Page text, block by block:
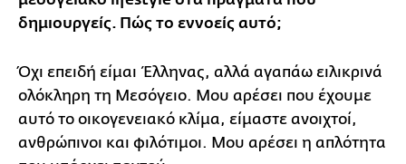
δημιουργείς. Πώς το εννοείς αυτό;
Όχι επειδή είμαι Έλληνας, αλλά αγαπάω ειλικρινά
ολόκληρη τη Μεσόγειο. Μου αρέσει που έχουμε
αυτό το οικογενειακό κλίμα, είμαστε ανοιχτοί,
ανθρώπινοι και φιλότιμοι. Μου αρέσει η απλότητα